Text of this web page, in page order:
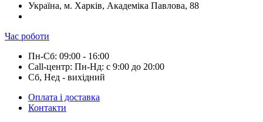
Україна, м. Харків, Академіка Павлова, 88
Час роботи
Пн-Сб: 09:00 - 16:00
Call-центр: Пн-Нд: с 9:00 до 20:00
Сб, Нед - вихідний
Оплата і доставка
Контакти